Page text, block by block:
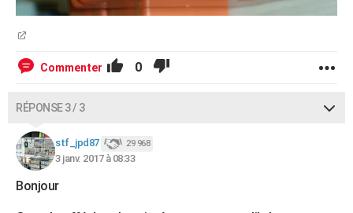
Commenter 0
RÉPONSE 3 / 3
stf_jpd87 29 968
3 janv. 2017 à 08:33
Bonjour